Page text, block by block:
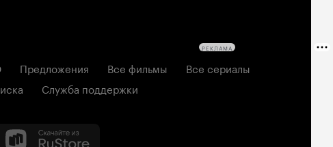
Предложения Все фильмы
Все сериалы
Служба поддержки
РЕКЛАМА